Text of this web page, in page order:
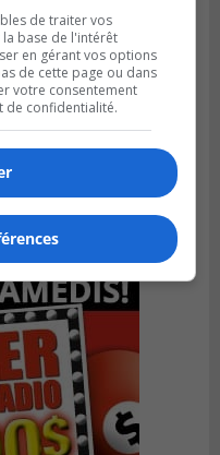
pour le PLQ
de traiter vos
base de l'intérêt
en gérant vos options
de cette page ou dans
votre consentement
de confidentialité.